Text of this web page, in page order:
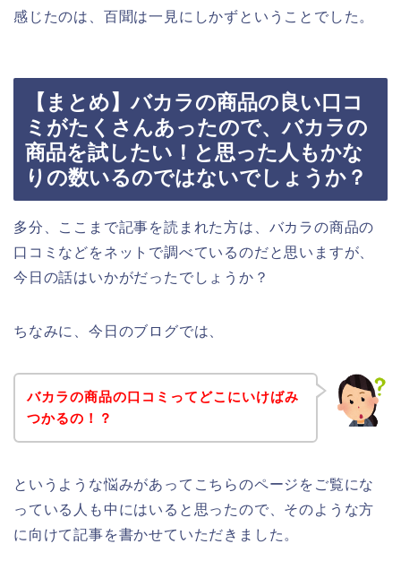
感じたのは、百聞は一見にしかずということでした。
【まとめ】バカラの商品の良い口コ
ミがたくさんあったので、バカラの
商品を試したい！と思った人もかな
りの数いるのではないでしょうか？
多分、ここまで記事を読まれた方は、バカラの商品の
口コミなどをネットで調べているのだと思いますが、
今日の話はいかがだったでしょうか？
ちなみに、今日のブログでは、
バカラの商品の口コミってどこにいけばみ
つかるの！？
というような悩みがあってこちらのページをご覧にな
っている人も中にはいると思ったので、そのような方
に向けて記事を書かせていただきました。